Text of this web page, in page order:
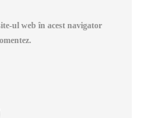
ul web în acest navigator